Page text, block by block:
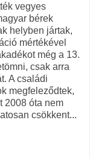
vegyes
bérek
helyben jártak,
mértékével
még a 13.
csak arra
A családi
megfeleződtek,
2008 óta nem
csökkent...